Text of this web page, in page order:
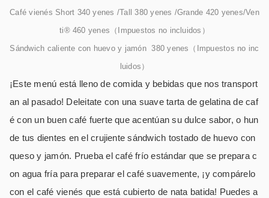
Café vienés Short 340 yenes /Tall 380 yenes /Grande 420 yenes/Ven
ti® 460 yenes（Impuestos no incluidos）
Sándwich caliente con huevo y jamón 380 yenes（Impuestos no inc
luidos）
¡Este menú está lleno de comida y bebidas que nos transport
an al pasado! Deleitate con una suave tarta de gelatina de caf
é con un buen café fuerte que acentúan su dulce sabor, o hun
de tus dientes en el crujiente sándwich tostado de huevo con
queso y jamón. Prueba el café frío estándar que se prepara c
on agua fría para preparar el café suavemente, ¡y compárelo
con el café vienés que está cubierto de nata batida! Puedes a